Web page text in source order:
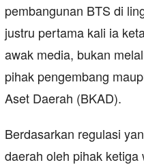
pembangunan BTS di
justru pertama kali ia
awak media, bukan
pihak pengembang
Aset Daerah (BKAD).
Berdasarkan regulasi
daerah oleh pihak